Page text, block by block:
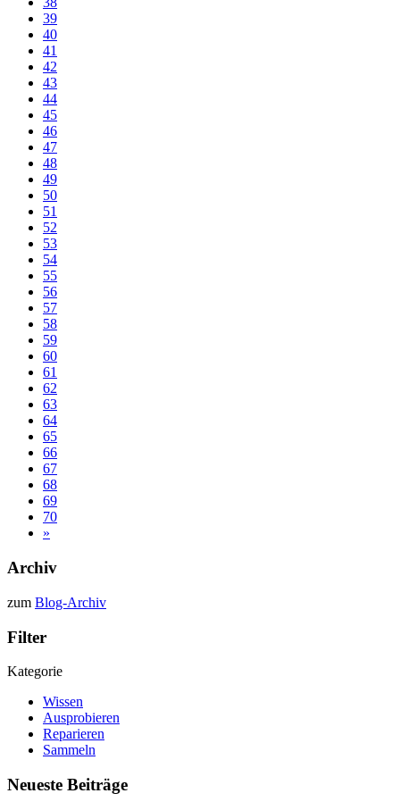
39
40
41
42
43
44
45
46
47
48
49
50
51
52
53
54
55
56
57
58
59
60
61
62
63
64
65
66
67
68
69
70
»
Archiv
zum Blog-Archiv
Filter
Kategorie
Wissen
Ausprobieren
Reparieren
Sammeln
Neueste Beiträge